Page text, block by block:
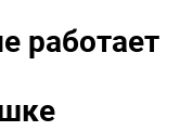
работает